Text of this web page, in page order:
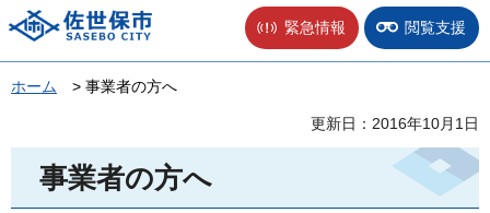
佐世保市 緊急情報 閲覧支援
ホーム > 事業者の方へ
更新日：2016年10月1日
事業者の方へ